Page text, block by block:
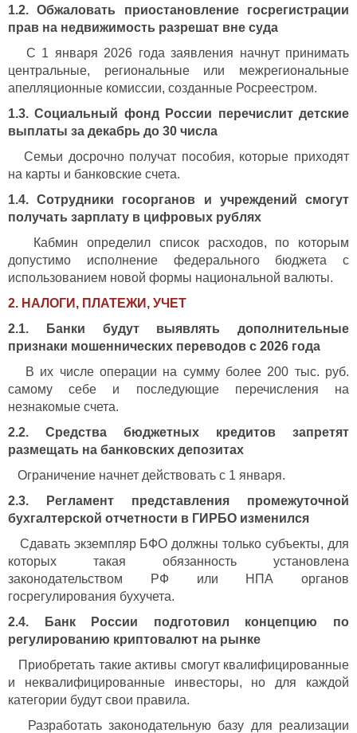
1.2. Обжаловать приостановление госрегистрации
прав на недвижимость разрешат вне суда
С 1 января 2026 года заявления начнут принимать
центральные, региональные или межрегиональные
апелляционные комиссии, созданные Росреестром.
1.3. Социальный фонд России перечислит детские
выплаты за декабрь до 30 числа
Семьи досрочно получат пособия, которые приходят
на карты и банковские счета.
1.4. Сотрудники госорганов и учреждений смогут
получать зарплату в цифровых рублях
Кабмин определил список расходов, по которым
допустимо исполнение федерального бюджета с
использованием новой формы национальной валюты.
2. НАЛОГИ, ПЛАТЕЖИ, УЧЕТ
2.1. Банки будут выявлять дополнительные
признаки мошеннических переводов с 2026 года
В их числе операции на сумму более 200 тыс. руб.
самому себе и последующие перечисления на
незнакомые счета.
2.2. Средства бюджетных кредитов запретят
размещать на банковских депозитах
Ограничение начнет действовать с 1 января.
2.3. Регламент представления промежуточной
бухгалтерской отчетности в ГИРБО изменился
Сдавать экземпляр БФО должны только субъекты, для
которых такая обязанность установлена
законодательством РФ или НПА органов
госрегулирования бухучета.
2.4. Банк России подготовил концепцию по
регулированию криптовалют на рынке
Приобретать такие активы смогут квалифицированные
и неквалифицированные инвесторы, но для каждой
категории будут свои правила.
Разработать законодательную базу для реализации